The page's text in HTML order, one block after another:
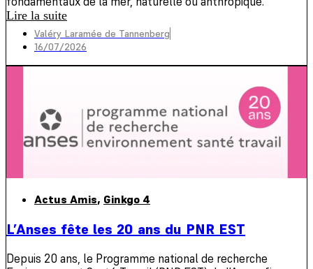
Lire la suite
Valéry Laramée de Tannenberg
16/07/2026
Actus Amis, Ginkgo 4
L’Anses fête les 20 ans du PNR EST
Depuis 20 ans, le Programme national de recherche